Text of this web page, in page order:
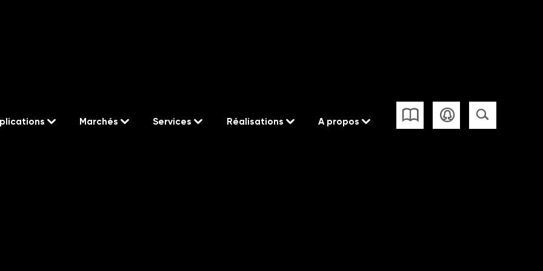
Marchés Services Réalisations A propos